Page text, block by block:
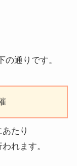
の通りです。
たり
れます。